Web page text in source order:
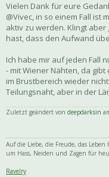
Vielen Dank für eure
@Vivec, in so einem Fall ist
aktiv zu werden. Klingt
hast, dass den Aufwand
Ich habe mir auf jeden Fall
- mit Wiener Nähten, da
im Brustbereich wieder
Teilungsnaht, aber in der
Zuletzt geändert von deepdarksin
Auf die Liebe, die Freude, das
um Hass, Neiden und Zagen für
Ravelry